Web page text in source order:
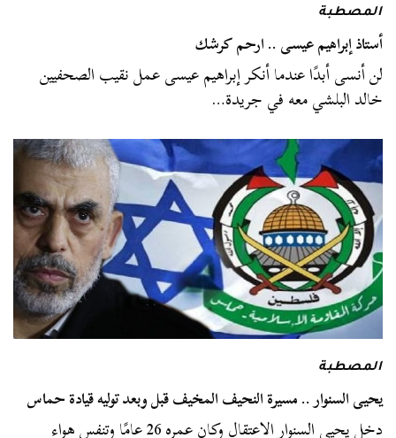
المصطبة
أستاذ إبراهيم عيسى .. ارحم كرشك
لن أنسى أبدًا عندما أنكر إبراهيم عيسى عمل نقيب الصحفيين
خالد البلشي معه في جريدة…
المصطبة
يحيى السنوار .. مسيرة النحيف المخيف قبل وبعد توليه قيادة حماس
دخل يحيى السنوار الاعتقال وكان عمره 26 عامًا وتنفس هواء